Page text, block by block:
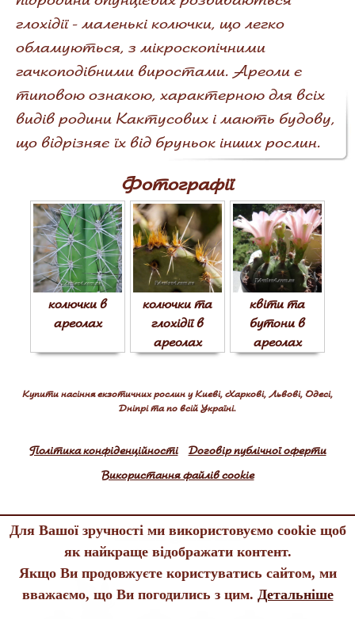
глохідії - маленькі колючки, що легко
обламуються, з мікроскопічними
гачкоподібними виростами. Ареоли є
типовою ознакою, характерною для всіх
видів родини Кактусових і мають будову,
що відрізняє їх від бруньок інших рослин.
Фотографії
колючки в
ареолах
колючки та
глохідії в
ареолах
квіти та
бутони в
ареолах
Купити насіння екзотичних рослин у Києві, Харкові, Львові, Одесі,
Дніпрі та по всій Україні.
Політика конфіденційності
Договір публічної оферти
Використання файлів cookie
Edenland © 2005-2026
All rights reserved
Для Вашої зручності ми використовуємо cookie щоб
як найкраще відображати контент.
Якщо Ви продовжуєте користуватись сайтом, ми
вважаємо, що Ви погодились з цим. Детальніше